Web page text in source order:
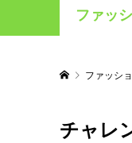
ファッ
ファッシ
チャレ